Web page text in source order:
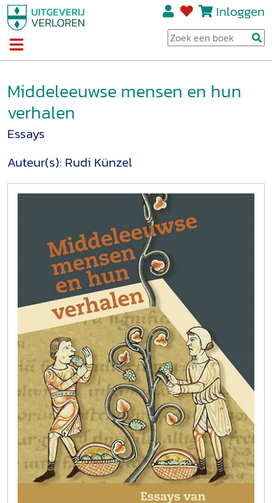
Inloggen
Middeleeuwse mensen en hun
verhalen
Essays
Auteur(s): Rudi Künzel